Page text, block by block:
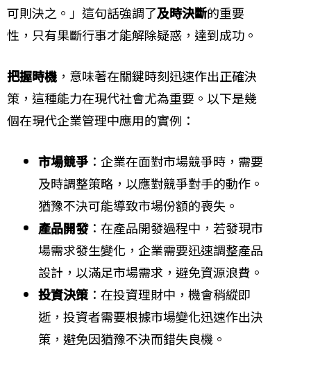
可則決之。」這句話強調了及時決斷的重要
性，只有果斷行事才能解除疑惑，達到成功。
把握時機 ，意味著在關鍵時刻迅速作出正確決
策，這種能力在現代社會尤為重要。以下是幾
個在現代企業管理中應用的實例：
市場競爭 ：企業在面對市場競爭時，需要
及時調整策略，以應對競爭對手的動作。
猶豫不決可能導致市場份額的喪失。
產品開發：在產品開發過程中，若發現市
場需求發生變化，企業需要迅速調整產品
設計，以滿足市場需求，避免資源浪費。
投資決策：在投資理財中，機會稍縱即
逝，投資者需要根據市場變化迅速作出決
策，避免因猶豫不決而錯失良機。